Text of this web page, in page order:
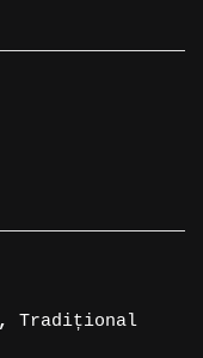
, Tradițional